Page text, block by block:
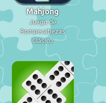
Mahjong
Juego de
Rompecabezas
Clásico